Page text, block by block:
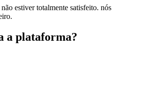
estiver totalmente satisfeito. nós
a plataforma?